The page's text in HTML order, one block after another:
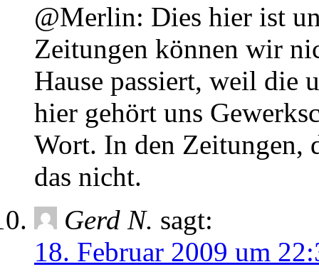
@Merlin: Dies hier ist
Zeitungen können wir
Hause passiert, weil die
hier gehört uns
Wort. In den Zeitungen,
das nicht.
Gerd N. sagt:
18. Februar 2009 um